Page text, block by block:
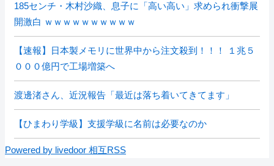
185センチ・木村沙織、息子に「高い高い」求められ衝撃展
開激白 ｗｗｗｗｗｗｗｗｗｗ
【速報】日本製メモリに世界中から注文殺到！！！ １兆５
０００億円で工場増築へ
渡邊渚さん、近況報告「最近は落ち着いてきてます」
【ひまわり学級】支援学級に名前は必要なのか
Powered by livedoor 相互RSS